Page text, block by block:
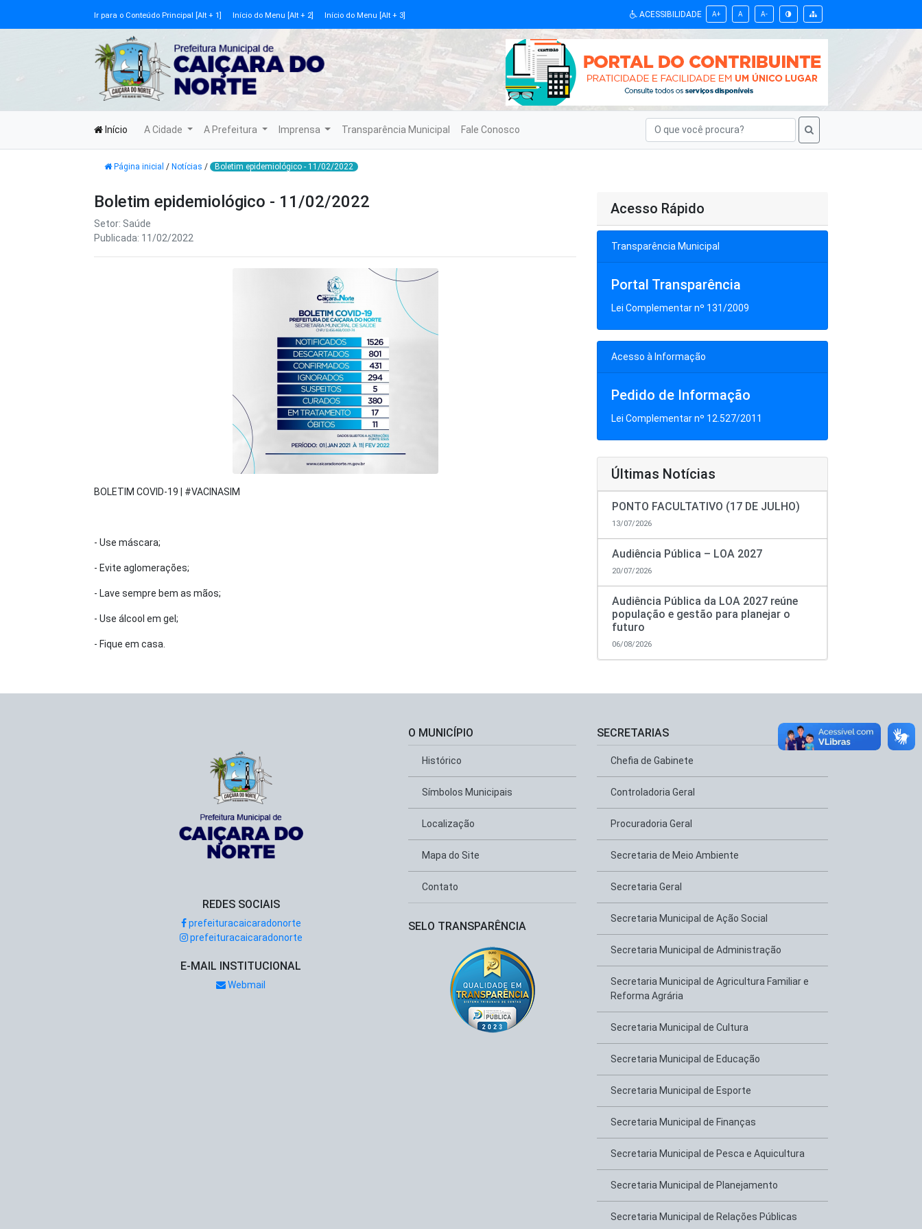
Ir para o Conteúdo Principal [Alt + 1] Início do Menu [Alt + 2] Início do Menu [Alt + 3] ACESSIBILIDADE A+ A A-
Início A Cidade A Prefeitura Imprensa Transparência Municipal Fale Conosco
Página inicial / Notícias / Boletim epidemiológico - 11/02/2022
Boletim epidemiológico - 11/02/2022
Setor: Saúde
Publicada: 11/02/2022
BOLETIM COVID-19 | #VACINASIM
- Use máscara;
- Evite aglomerações;
- Lave sempre bem as mãos;
- Use álcool em gel;
- Fique em casa.
Acesso Rápido
Transparência Municipal
Portal Transparência
Lei Complementar nº 131/2009
Acesso à Informação
Pedido de Informação
Lei Complementar nº 12.527/2011
Últimas Notícias
PONTO FACULTATIVO (17 DE JULHO)
13/07/2026
Audiência Pública – LOA 2027
20/07/2026
Audiência Pública da LOA 2027 reúne
população e gestão para planejar o
futuro
06/08/2026
REDES SOCIAIS
prefeituracaicaradonorte
prefeituracaicaradonorte
E-MAIL INSTITUCIONAL
Webmail
O MUNICÍPIO
Histórico
Símbolos Municipais
Localização
Mapa do Site
Contato
SELO TRANSPARÊNCIA
SECRETARIAS
Chefia de Gabinete
Controladoria Geral
Procuradoria Geral
Secretaria de Meio Ambiente
Secretaria Geral
Secretaria Municipal de Ação Social
Secretaria Municipal de Administração
Secretaria Municipal de Agricultura Familiar e
Reforma Agrária
Secretaria Municipal de Cultura
Secretaria Municipal de Educação
Secretaria Municipal de Esporte
Secretaria Municipal de Finanças
Secretaria Municipal de Pesca e Aquicultura
Secretaria Municipal de Planejamento
Secretaria Municipal de Relações Públicas